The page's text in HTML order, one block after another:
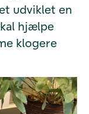
udviklet en
hjælpe
klogere